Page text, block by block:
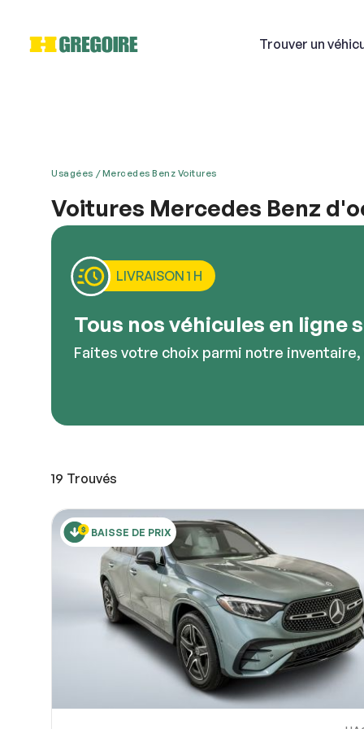
Trouver un
Usagées Mercedes Benz Voitures
Voitures Mercedes Benz
19 Mercedes Benz d’occasion vous attendent à
maintenant et trouvez la voiture parfaite.
LIVRAISON 1 H
Tous nos véhicules en ligne
Faites votre choix parmi notre
19 Trouvés
BAISSE DE PRIX
ou